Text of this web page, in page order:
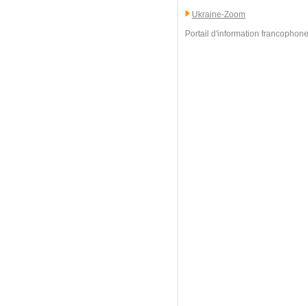
Ukraine-Zoom
Portail d'information